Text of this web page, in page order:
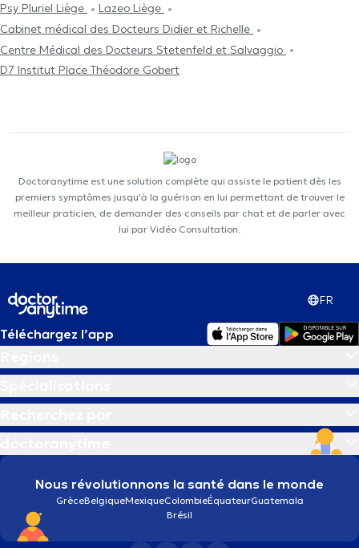
Psy Pluriel Liège
Lazeo Liège
Cabinet médical des Docteurs Didier et Richelle
Centre Médical des Docteurs Stetenfeld et Salvaggio
D7 Institut Place Théodore Gobert
Doctoranytime est une solution complète qui assiste le patient dès les
premiers symptômes jusqu'à la guérison en lui permettant de trouver le
meilleur praticien, de demander des conseils par chat et de parler avec
lui par Vidéo Consultation.
FR
Téléchargez l’app
Nous révolutionnons la santé dans le monde
GrèceBelgiqueMexiqueColombieÉquateurGuatemala
Brésil